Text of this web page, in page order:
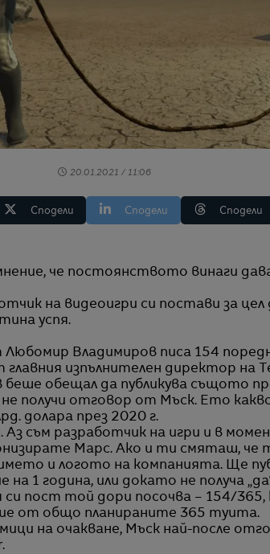
20.01.2021 / 11:06
Сподели Сподели Сподели
че постоянството винаги
на видеоигри си постави за
успя.
Любомир Владимиров писа 154
изпълнителен директор на
беше обещал да публикува същото
получи отговор от Мъск. Ето
долара през 2020 г.
Аз съм разработчик на игри и в
Марс. Ако и ти смяташ, че
и логото на компанията. Ще
на 1 година, или докато не получа
си пост той дори посочва – 154/
от общо планираните 365 туита.
на очакване, Мъск най-после